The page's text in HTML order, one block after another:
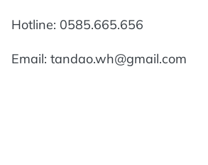
Hotline: 0585.665.656
Email: tandao.wh@gmail.com